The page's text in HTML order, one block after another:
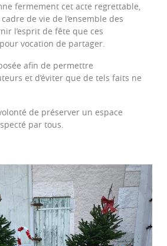
fermement cet acte regrettable,
de vie de l’ensemble des
l’esprit de fête que ces
vocation de partager.
afin de permettre
et d’éviter que de tels faits ne
de préserver un espace
par tous.